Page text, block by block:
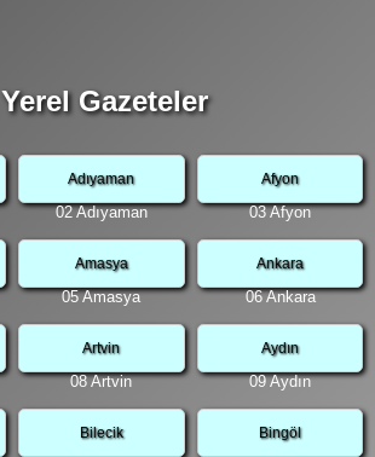
Yerel Gazeteler
Adıyaman
02 Adıyaman
Afyon
03 Afyon
Amasya
05 Amasya
Ankara
06 Ankara
Artvin
08 Artvin
Aydın
09 Aydın
Bilecik Bingöl